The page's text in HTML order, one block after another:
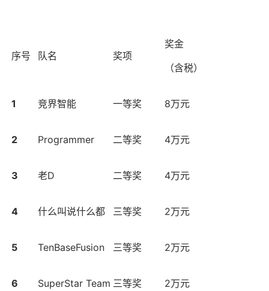
序号 队名 奖项
奖金
（含税）
1 竞界智能 一等奖 8万元
2 Programmer 二等奖 4万元
3 老D 二等奖 4万元
4 什么叫说什么都 三等奖 2万元
5 TenBaseFusion 三等奖 2万元
6 SuperStar Team 三等奖 2万元